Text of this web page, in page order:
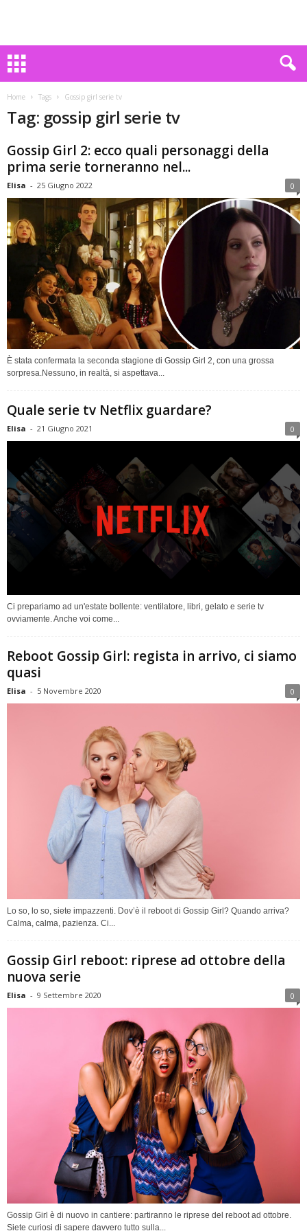
Home Tags Gossip girl serie tv
Tag: gossip girl serie tv
Gossip Girl 2: ecco quali personaggi della
prima serie torneranno nel...
Elisa - 25 Giugno 2022 0
È stata confermata la seconda stagione di Gossip Girl 2, con una grossa
sorpresa.Nessuno, in realtà, si aspettava...
Quale serie tv Netflix guardare?
Elisa - 21 Giugno 2021 0
Ci prepariamo ad un'estate bollente: ventilatore, libri, gelato e serie tv
ovviamente. Anche voi come...
Reboot Gossip Girl: regista in arrivo, ci siamo
quasi
Elisa - 5 Novembre 2020 0
Lo so, lo so, siete impazzenti. Dov’è il reboot di Gossip Girl? Quando arriva?
Calma, calma, pazienza. Ci...
Gossip Girl reboot: riprese ad ottobre della
nuova serie
Elisa - 9 Settembre 2020 0
Gossip Girl è di nuovo in cantiere: partiranno le riprese del reboot ad ottobre.
Siete curiosi di sapere davvero tutto sulla...